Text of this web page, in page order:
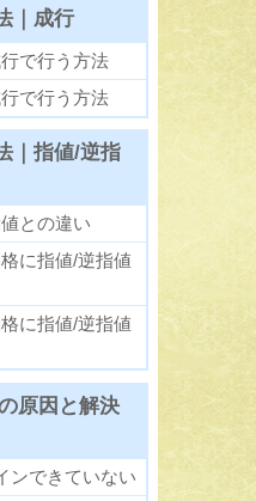
｜成行
で行う方法
で行う方法
｜指値/逆指
との違い
に指値/逆指値
に指値/逆指値
原因と解決
ンできていない